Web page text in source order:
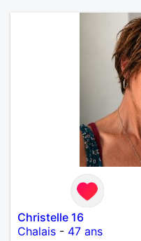
Christelle 16
Chalais - 47 ans